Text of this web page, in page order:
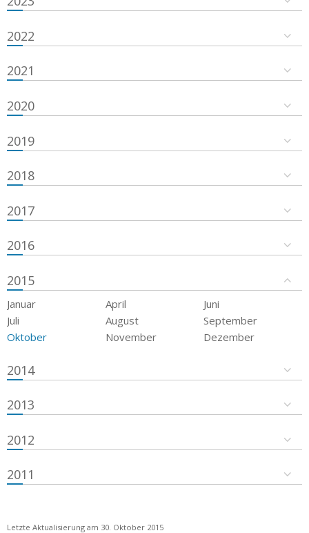
2022
2021
2020
2019
2018
2017
2016
2015
Januar April
Juni
Juli
August
September
Oktober
November Dezember
2014
2013
2012
2011
Letzte Aktualisierung am 30. Oktober 2015